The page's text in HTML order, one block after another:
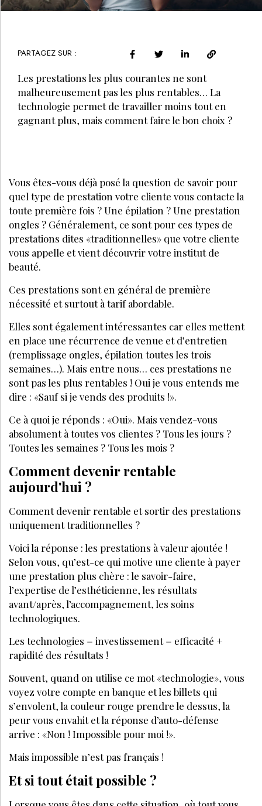
PARTAGEZ SUR :
Les prestations les plus courantes ne sont
malheureusement pas les plus rentables… La
technologie permet de travailler moins tout en
gagnant plus, mais comment faire le bon choix ?
Vous êtes-vous déjà posé la question de savoir pour
quel type de prestation votre cliente vous contacte la
toute première fois ? Une épilation ? Une prestation
ongles ? Généralement, ce sont pour ces types de
prestations dites «traditionnelles» que votre cliente
vous appelle et vient découvrir votre institut de
beauté.
Ces prestations sont en général de première
nécessité et surtout à tarif abordable.
Elles sont également intéressantes car elles mettent
en place une récurrence de venue et d’entretien
(remplissage ongles, épilation toutes les trois
semaines…). Mais entre nous… ces prestations ne
sont pas les plus rentables ! Oui je vous entends me
dire : «Sauf si je vends des produits !».
Ce à quoi je réponds : «Oui». Mais vendez-vous
absolument à toutes vos clientes ? Tous les jours ?
Toutes les semaines ? Tous les mois ?
Comment devenir rentable
aujourd'hui ?
Comment devenir rentable et sortir des prestations
uniquement traditionnelles ?
Voici la réponse : les prestations à valeur ajoutée !
Selon vous, qu’est-ce qui motive une cliente à payer
une prestation plus chère : le savoir-faire,
l’expertise de l’esthéticienne, les résultats
avant/après, l’accompagnement, les soins
technologiques.
Les technologies = investissement = efficacité +
rapidité des résultats !
Souvent, quand on utilise ce mot «technologie», vous
voyez votre compte en banque et les billets qui
s’envolent, la couleur rouge prendre le dessus, la
peur vous envahit et la réponse d’auto-défense
arrive : «Non ! Impossible pour moi !».
Mais impossible n’est pas français !
Et si tout était possible ?